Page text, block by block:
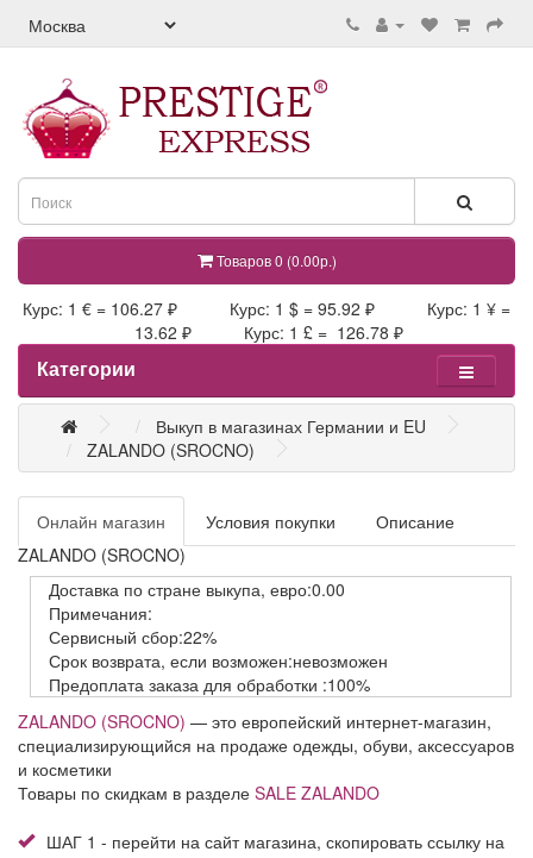
Товаров 0 (0.00р.)
Курс: 1 € = 106.27 ₽ Курс: 1 $ = 95.92 ₽ Курс: 1 ¥ =
13.62 ₽ Курс: 1 £ = 126.78 ₽
Категории
Выкуп в магазинах Германии и EU
ZALANDO (SROCNO)
Онлайн магазин Условия покупки
Описание
ZALANDO (SROCNO)
Доставка по стране выкупа, евро:0.00
Примечания:
Сервисный сбор:22%
Срок возврата, если возможен:невозможен
Предоплата заказа для обработки :100%
ZALANDO (SROCNO) — это европейский интернет-магазин,
специализирующийся на продаже одежды, обуви, аксессуаров
и косметики
Товары по скидкам в разделе SALE ZALANDO
ШАГ 1 - перейти на сайт магазина, скопировать ссылку на